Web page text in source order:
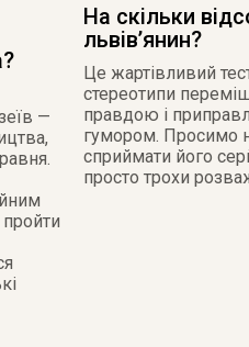
—
На скільки
львів’янин?
Це жартівливий
стереотипи
правдою і
гумором. Просимо
сприймати його
просто трохи